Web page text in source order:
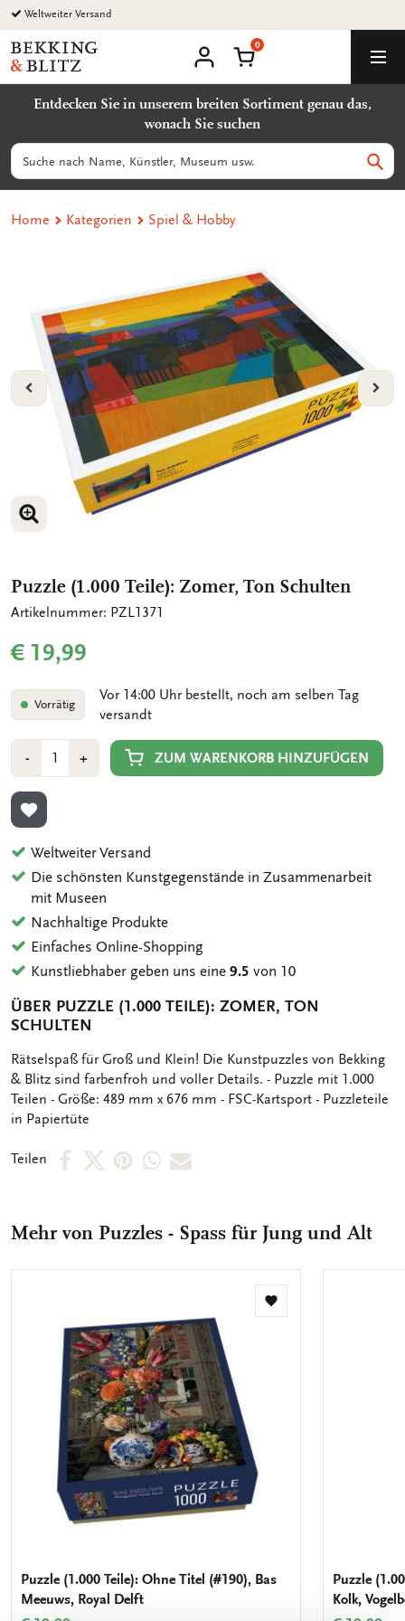
Zurück
zum
Inhalt
Weltweiter Versand
Bekking
&
Uitgevers
Warenkorb
0
Entdecken Sie in unserem breiten Sortiment genau das,
wonach Sie suchen
Suchen
Home Kategorien Spiel & Hobby
VORIGE
BILD VERGRÖSSERN
BILD VERGRÖSSERN
BILD VERGRÖSSERN
Puzzle (1.000 Teile): Zomer, Ton Schulten
Artikelnummer: PZL1371
€ 19,99
Vorrätig
Vor 14:00 Uhr bestellt, noch am selben Tag
versandt
-Min
1
Anzahl
+Plus
1
ZUM WARENKORB HINZUFÜGEN
ZUR WUNSCHLISTE HINZUFÜGEN
Weltweiter Versand
Die schönsten Kunstgegenstände in Zusammenarbeit
mit Museen
Nachhaltige Produkte
Einfaches Online-Shopping
Kunstliebhaber geben uns eine9.5 von 10
ÜBER PUZZLE (1.000 TEILE): ZOMER, TON
SCHULTEN
OMSCHRIJVING
Rätselspaß für Groß und Klein! Die Kunstpuzzles von Bekking
& Blitz sind farbenfroh und voller Details. - Puzzle mit 1.000
Teilen - Größe: 489 mm x 676 mm - FSC-Kartsport - Puzzleteile
in Papiertüte
Teilen
Per Per Per PerPer
teilen
Mehr von Puzzles - Spass für Jung und Alt
Zur
Puzzle (1.000 Teile): Ohne Titel (#190), Bas
Meeuws, Royal Delft
Puzzle
Kolk,